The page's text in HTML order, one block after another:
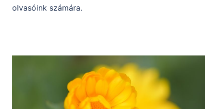
olvasóink számára.